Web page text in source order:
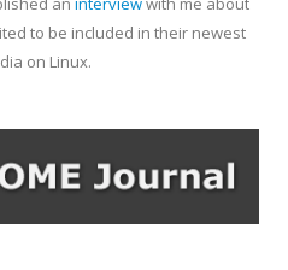
to be included in their newest
on Linux.